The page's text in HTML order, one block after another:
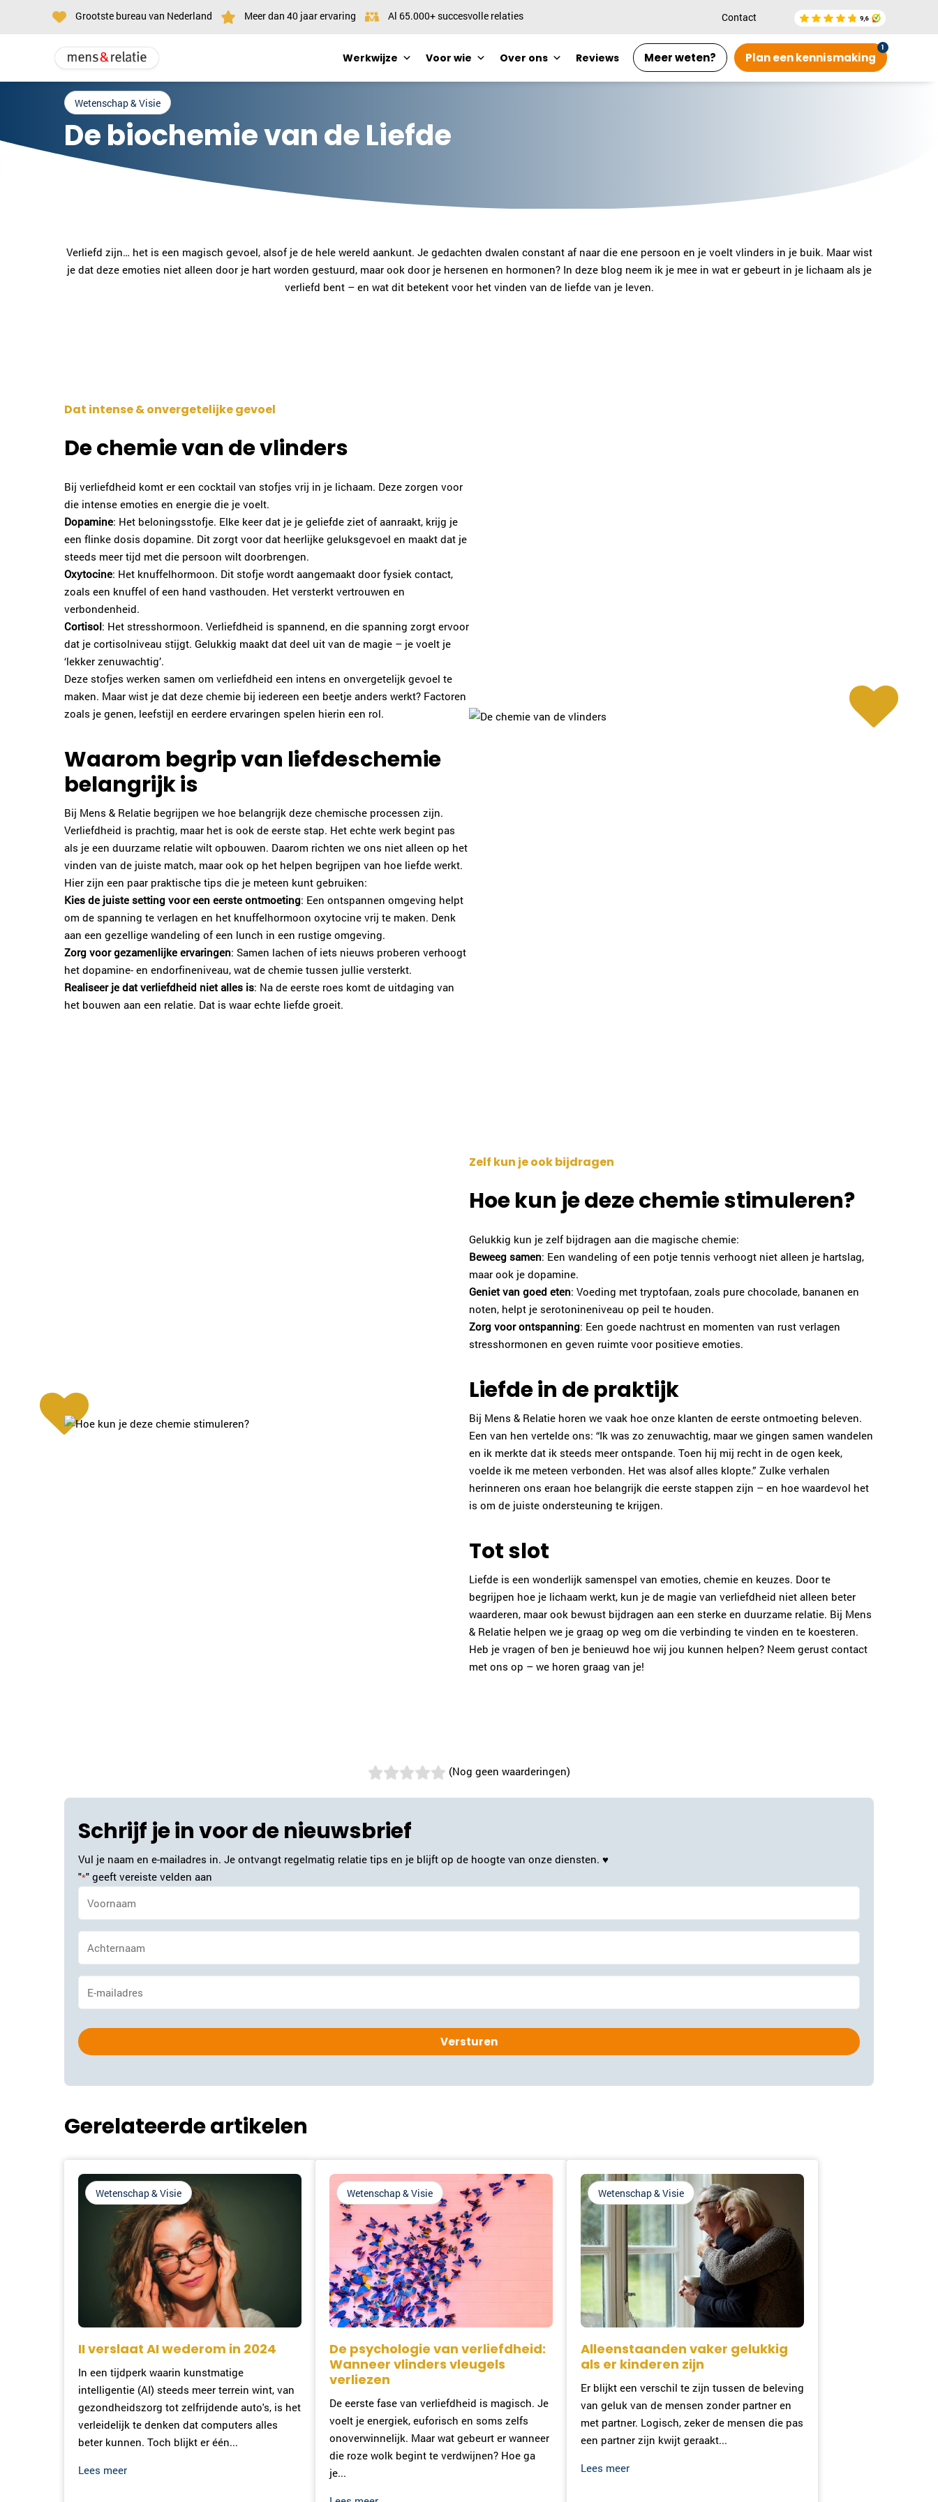
Grootste bureau van Nederland Meer dan 40 jaar ervaring Al 65.000+ succesvolle relaties Contact
Werkwijze Voor wie Over ons Reviews Meer weten? Plan een kennismaking
Wetenschap & Visie
De biochemie van de Liefde
Verliefd zijn… het is een magisch gevoel, alsof je de hele wereld aankunt. Je gedachten dwalen constant af naar die ene persoon en je voelt vlinders in je buik. Maar wist
je dat deze emoties niet alleen door je hart worden gestuurd, maar ook door je hersenen en hormonen? In deze blog neem ik je mee in wat er gebeurt in je lichaam als je
verliefd bent – en wat dit betekent voor het vinden van de liefde van je leven.
Dat intense & onvergetelijke gevoel
De chemie van de vlinders
Bij verliefdheid komt er een cocktail van stofjes vrij in je lichaam. Deze zorgen voor
die intense emoties en energie die je voelt.
Dopamine: Het beloningsstofje. Elke keer dat je je geliefde ziet of aanraakt, krijg je
een flinke dosis dopamine. Dit zorgt voor dat heerlijke geluksgevoel en maakt dat je
steeds meer tijd met die persoon wilt doorbrengen.
Oxytocine: Het knuffelhormoon. Dit stofje wordt aangemaakt door fysiek contact,
zoals een knuffel of een hand vasthouden. Het versterkt vertrouwen en
verbondenheid.
Cortisol: Het stresshormoon. Verliefdheid is spannend, en die spanning zorgt ervoor
dat je cortisolniveau stijgt. Gelukkig maakt dat deel uit van de magie – je voelt je
‘lekker zenuwachtig’.
Deze stofjes werken samen om verliefdheid een intens en onvergetelijk gevoel te
maken. Maar wist je dat deze chemie bij iedereen een beetje anders werkt? Factoren
zoals je genen, leefstijl en eerdere ervaringen spelen hierin een rol.
Waarom begrip van liefdeschemie
belangrijk is
Bij Mens & Relatie begrijpen we hoe belangrijk deze chemische processen zijn.
Verliefdheid is prachtig, maar het is ook de eerste stap. Het echte werk begint pas
als je een duurzame relatie wilt opbouwen. Daarom richten we ons niet alleen op het
vinden van de juiste match, maar ook op het helpen begrijpen van hoe liefde werkt.
Hier zijn een paar praktische tips die je meteen kunt gebruiken:
Kies de juiste setting voor een eerste ontmoeting: Een ontspannen omgeving helpt
om de spanning te verlagen en het knuffelhormoon oxytocine vrij te maken. Denk
aan een gezellige wandeling of een lunch in een rustige omgeving.
Zorg voor gezamenlijke ervaringen: Samen lachen of iets nieuws proberen verhoogt
het dopamine- en endorfineniveau, wat de chemie tussen jullie versterkt.
Realiseer je dat verliefdheid niet alles is: Na de eerste roes komt de uitdaging van
het bouwen aan een relatie. Dat is waar echte liefde groeit.
Zelf kun je ook bijdragen
Hoe kun je deze chemie stimuleren?
Gelukkig kun je zelf bijdragen aan die magische chemie:
Beweeg samen: Een wandeling of een potje tennis verhoogt niet alleen je hartslag,
maar ook je dopamine.
Geniet van goed eten: Voeding met tryptofaan, zoals pure chocolade, bananen en
noten, helpt je serotonineniveau op peil te houden.
Zorg voor ontspanning: Een goede nachtrust en momenten van rust verlagen
stresshormonen en geven ruimte voor positieve emoties.
Liefde in de praktijk
Bij Mens & Relatie horen we vaak hoe onze klanten de eerste ontmoeting beleven.
Een van hen vertelde ons: “Ik was zo zenuwachtig, maar we gingen samen wandelen
en ik merkte dat ik steeds meer ontspande. Toen hij mij recht in de ogen keek,
voelde ik me meteen verbonden. Het was alsof alles klopte.” Zulke verhalen
herinneren ons eraan hoe belangrijk die eerste stappen zijn – en hoe waardevol het
is om de juiste ondersteuning te krijgen.
Tot slot
Liefde is een wonderlijk samenspel van emoties, chemie en keuzes. Door te
begrijpen hoe je lichaam werkt, kun je de magie van verliefdheid niet alleen beter
waarderen, maar ook bewust bijdragen aan een sterke en duurzame relatie. Bij Mens
& Relatie helpen we je graag op weg om die verbinding te vinden en te koesteren.
Heb je vragen of ben je benieuwd hoe wij jou kunnen helpen? Neem gerust contact
met ons op – we horen graag van je!
(Nog geen waarderingen)
Schrijf je in voor de nieuwsbrief
Vul je naam en e-mailadres in. Je ontvangt regelmatig relatie tips en je blijft op de hoogte van onze diensten. ♥
"*" geeft vereiste velden aan
mailadres
Gerelateerde artikelen
Wetenschap & Visie
II verslaat AI wederom in 2024
In een tijdperk waarin kunstmatige
intelligentie (AI) steeds meer terrein wint, van
gezondheidszorg tot zelfrijdende auto's, is het
verleidelijk te denken dat computers alles
beter kunnen. Toch blijkt er één...
Lees meer
Wetenschap & Visie
De psychologie van verliefdheid:
Wanneer vlinders vleugels
verliezen
De eerste fase van verliefdheid is magisch. Je
voelt je energiek, euforisch en soms zelfs
onoverwinnelijk. Maar wat gebeurt er wanneer
die roze wolk begint te verdwijnen? Hoe ga
je...
Wetenschap & Visie
Alleenstaanden vaker gelukkig
als er kinderen zijn
Er blijkt een verschil te zijn tussen de beleving
van geluk van de mensen zonder partner en
met partner. Logisch, zeker de mensen die pas
een partner zijn kwijt geraakt...
Lees meer